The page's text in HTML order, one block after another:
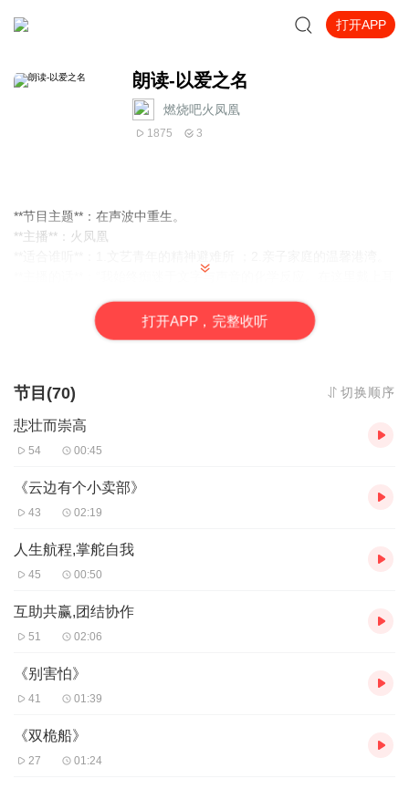
打开APP
朗读-以爱之名
燃烧吧火凤凰
1875 3
**节目主题**：在声波中重生。
**主播**：火凤凰
**主播的话**：“我始终痴迷于文字与声音的化学反应。在这里戴上耳
打开APP，完整收听
节目(70) 切换顺序
悲壮而崇高
54 00:45
《云边有个小卖部》
43 02:19
人生航程,掌舵自我
45 00:50
互助共赢,团结协作
51 02:06
《别害怕》
41 01:39
《双桅船》
27 01:24